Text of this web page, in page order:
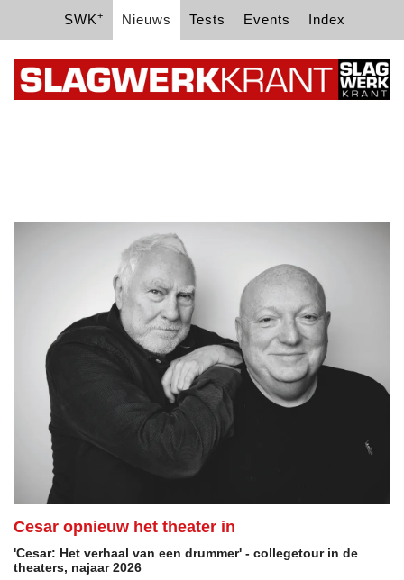
SWK+ Nieuws Tests Events Index
Cesar opnieuw het theater in
'Cesar: Het verhaal van een drummer' - collegetour in de
theaters, najaar 2026